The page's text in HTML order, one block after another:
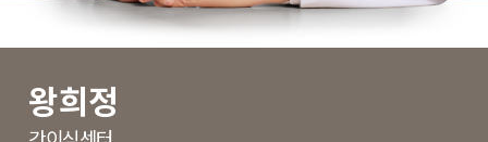
왕희정